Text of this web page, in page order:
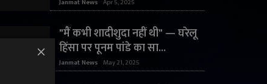
Janmat News Apr 5, 2025
"मैं कभी शादीशुदा नहीं थी" — घरेलू
हिंसा पर पूनम पांडे का सा...
Janmat News May 21, 2025